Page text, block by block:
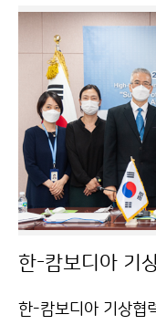
한-캄보디아 기
한-캄보디아 기상협